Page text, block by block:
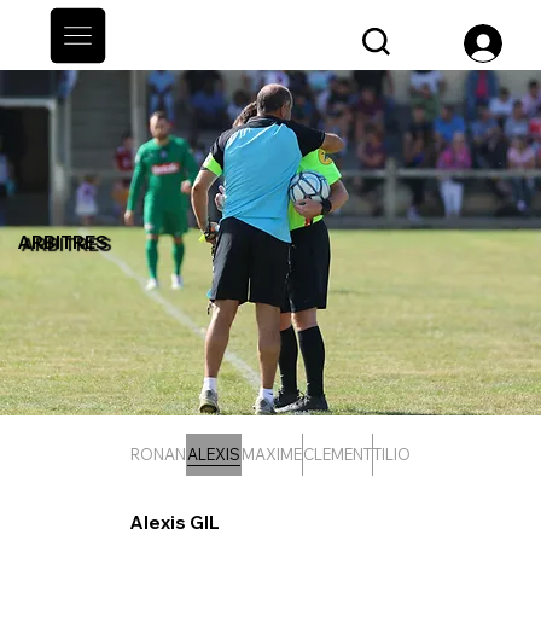
ARBITRES
RONANALEXISMAXIMECLEMENTTILIO
Alexis GIL